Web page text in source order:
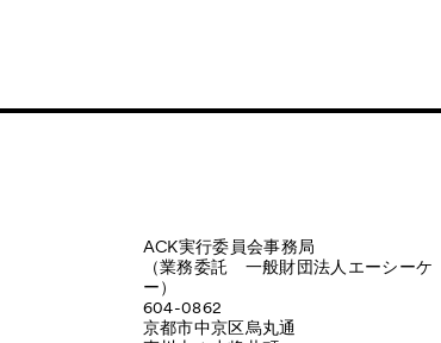
ACK実行委員会事務局
（業務委託 一般財団法人エーシーケ
ー）
604-0862
京都市中京区烏丸通